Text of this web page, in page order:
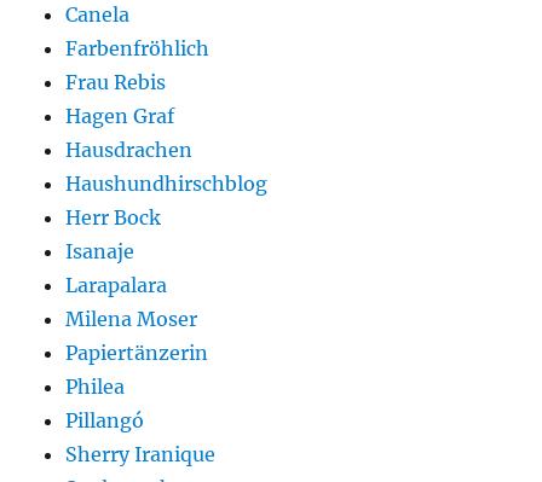
Canela
Farbenfröhlich
Frau Rebis
Hagen Graf
Hausdrachen
Haushundhirschblog
Herr Bock
Isanaje
Larapalara
Milena Moser
Papiertänzerin
Philea
Pillangó
Sherry Iranique